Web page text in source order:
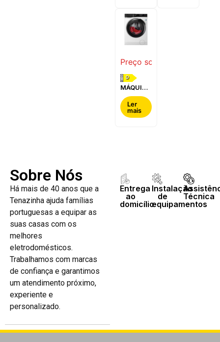
Preço sob consulta
D
MÁQUINA
DE LAVAR
E SECAR
ROUPA
AEG -
Ler
mais
Sobre Nós
Há mais de 40 anos que a
Tenazinha ajuda famílias
portuguesas a equipar as
suas casas com os
melhores
eletrodomésticos.
Trabalhamos com marcas
de confiança e garantimos
um atendimento próximo,
experiente e
personalizado.
Entrega
ao
domicílio
Instalação
de
equipamentos
Técnica